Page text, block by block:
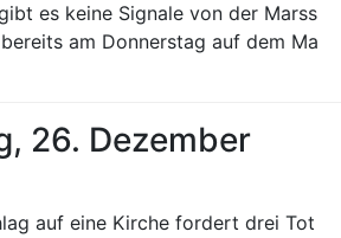
es keine Signale von der Marss
am Donnerstag auf dem Ma
26. Dezember
auf eine Kirche fordert drei Tot